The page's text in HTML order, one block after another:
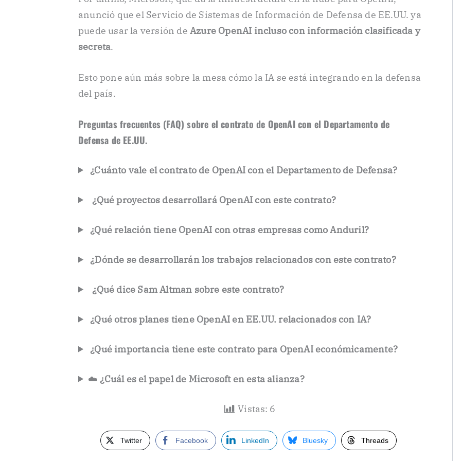
anunció que el Servicio de Sistemas de Información de Defensa de EE.UU. ya
puede usar la versión de Azure OpenAI incluso con información clasificada y
secreta.
Esto pone aún más sobre la mesa cómo la IA se está integrando en la defensa
del país.
Preguntas frecuentes (FAQ) sobre el contrato de OpenAI con el Departamento de
Defensa de EE.UU.
¿Cuánto vale el contrato de OpenAI con el Departamento de Defensa?
¿Qué proyectos desarrollará OpenAI con este contrato?
¿Qué relación tiene OpenAI con otras empresas como Anduril?
¿Dónde se desarrollarán los trabajos relacionados con este contrato?
¿Qué dice Sam Altman sobre este contrato?
¿Qué otros planes tiene OpenAI en EE.UU. relacionados con IA?
¿Qué importancia tiene este contrato para OpenAI económicamente?
☁️ ¿Cuál es el papel de Microsoft en esta alianza?
Vistas: 6
Twitter Facebook LinkedIn Bluesky Threads